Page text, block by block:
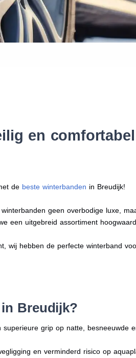
Help
en
de beste winterbanden in Breudijk!
geen overbodige luxe,
een uitgebreid assortiment
wij hebben de perfecte winterband
Breudijk?
superieure grip op natte, besneeuwde
en verminderd risico op